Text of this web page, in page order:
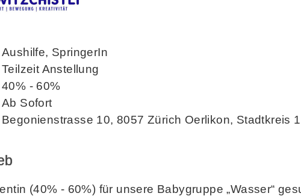
Aushilfe, SpringerIn
Teilzeit Anstellung
40% - 60%
Ab Sofort
Begonienstrasse 10,8057 Zürich Oerlikon, Stadtkreis
(40% - 60%) für unsere Babygruppe „Wasser“